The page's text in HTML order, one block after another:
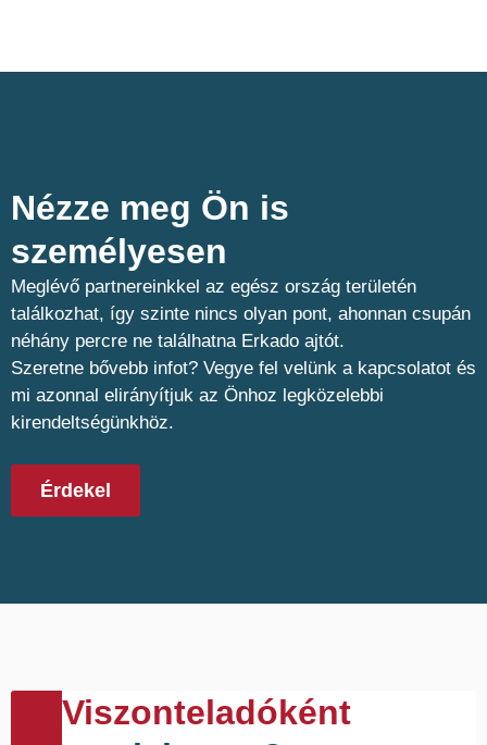
Nézze meg Ön is
személyesen​
Meglévő partnereinkkel az egész ország területén
találkozhat, így szinte nincs olyan pont, ahonnan csupán
néhány percre ne találhatna Erkado ajtót.
Szeretne bővebb infot? Vegye fel velünk a kapcsolatot és
mi azonnal elirányítjuk az Önhoz legközelebbi
kirendeltségünkhöz.
Érdekel
Viszonteladóként